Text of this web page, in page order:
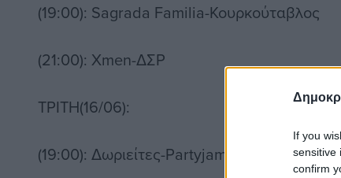
If you
sensitive
confirm
(19:00): Sagrada Familia-Κουρκούταβλος
(21:00): Xmen-ΔΣΡ
ΤΡΙΤΗ(16/06):
(19:00): Δωριείτες-Partyjam